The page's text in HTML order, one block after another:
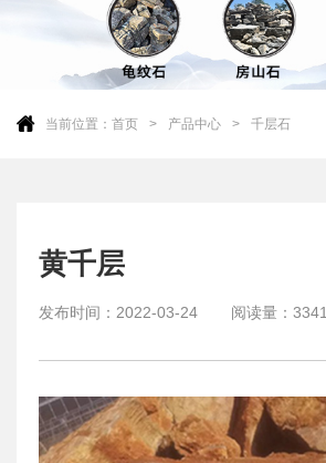
当前位置： 首页 产品中心 千层石
黄千层
发布时间： 2022-03-24 阅读量： 3341